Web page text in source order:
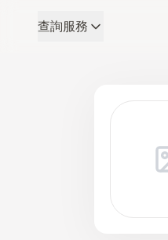
軟體通
查詢服務